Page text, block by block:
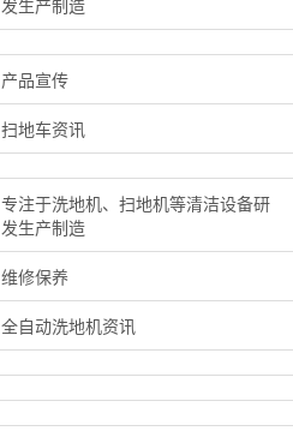
发生产制造
产品宣传
扫地车资讯
专注于洗地机、扫地机等清洁设备研
发生产制造
维修保养
全自动洗地机资讯